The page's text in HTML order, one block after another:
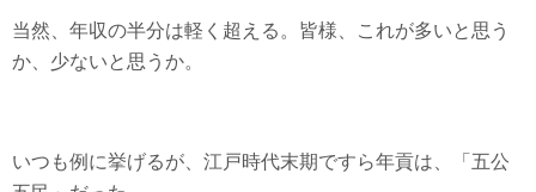
当然、年収の半分は軽く超える。皆様、これが多いと思う
か、少ないと思うか。
いつも例に挙げるが、江戸時代末期ですら年貢は、「五公